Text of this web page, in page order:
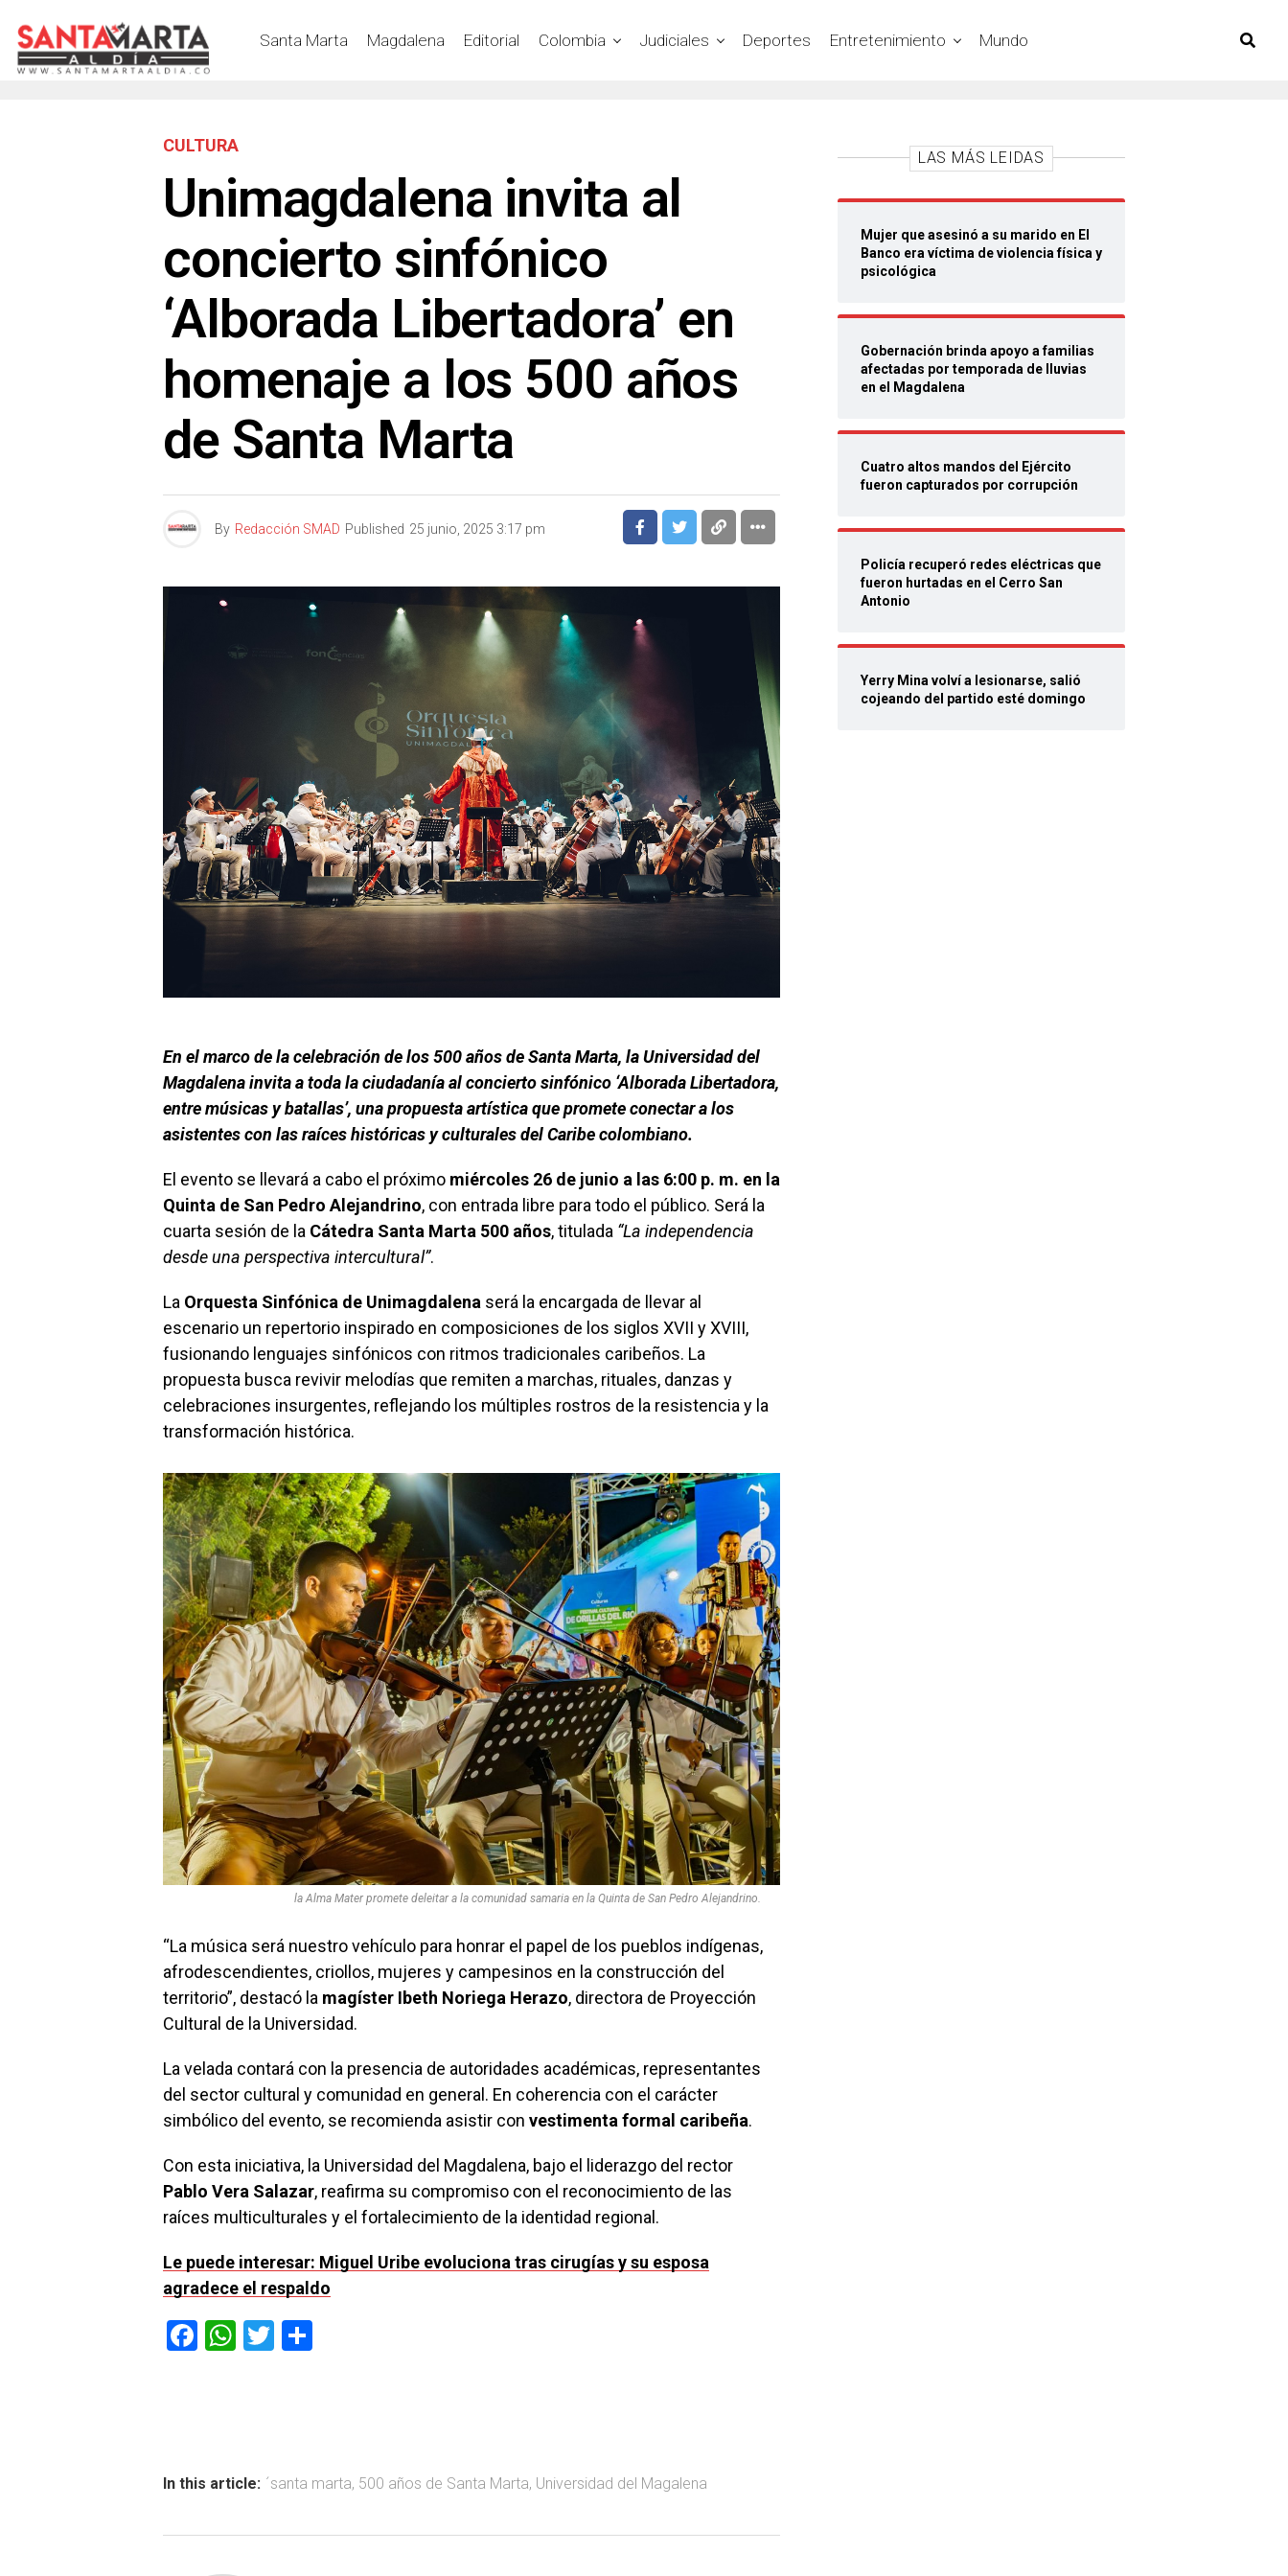
Santa Marta Magdalena Editorial Colombia Judiciales Deportes Entretenimiento Mundo
CULTURA
Unimagdalena invita al
concierto sinfónico
‘Alborada Libertadora’ en
homenaje a los 500 años
de Santa Marta
By Redacción SMAD Published 25 junio, 2025 3:17 pm
En el marco de la celebración de los 500 años de Santa Marta, la Universidad del
Magdalena invita a toda la ciudadanía al concierto sinfónico ‘Alborada Libertadora,
entre músicas y batallas’, una propuesta artística que promete conectar a los
asistentes con las raíces históricas y culturales del Caribe colombiano.
El evento se llevará a cabo el próximo miércoles 26 de junio a las 6:00 p. m. en la
Quinta de San Pedro Alejandrino, con entrada libre para todo el público. Será la
cuarta sesión de la Cátedra Santa Marta 500 años, titulada “La independencia
desde una perspectiva intercultural”.
La Orquesta Sinfónica de Unimagdalena será la encargada de llevar al
escenario un repertorio inspirado en composiciones de los siglos XVII y XVIII,
fusionando lenguajes sinfónicos con ritmos tradicionales caribeños. La
propuesta busca revivir melodías que remiten a marchas, rituales, danzas y
celebraciones insurgentes, reflejando los múltiples rostros de la resistencia y la
transformación histórica.
la Alma Mater promete deleitar a la comunidad samaria en la Quinta de San Pedro Alejandrino.
“La música será nuestro vehículo para honrar el papel de los pueblos indígenas,
afrodescendientes, criollos, mujeres y campesinos en la construcción del
territorio”, destacó la magíster Ibeth Noriega Herazo, directora de Proyección
Cultural de la Universidad.
La velada contará con la presencia de autoridades académicas, representantes
del sector cultural y comunidad en general. En coherencia con el carácter
simbólico del evento, se recomienda asistir con vestimenta formal caribeña.
Con esta iniciativa, la Universidad del Magdalena, bajo el liderazgo del rector
Pablo Vera Salazar, reafirma su compromiso con el reconocimiento de las
raíces multiculturales y el fortalecimiento de la identidad regional.
Le puede interesar: Miguel Uribe evoluciona tras cirugías y su esposa
agradece el respaldo
F
ok
W
p
T
tir
In this article: ´santa marta, 500 años de Santa Marta, Universidad del Magalena
LAS MÁS LEIDAS
Mujer que asesinó a su marido en El
Banco era víctima de violencia física y
psicológica
Gobernación brinda apoyo a familias
afectadas por temporada de lluvias
en el Magdalena
Cuatro altos mandos del Ejército
fueron capturados por corrupción
Policía recuperó redes eléctricas que
fueron hurtadas en el Cerro San
Antonio
Yerry Mina volví a lesionarse, salió
cojeando del partido esté domingo